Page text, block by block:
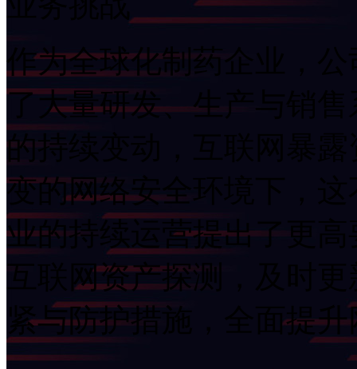
作为全球化制药企业
了大量研发、生产与
的持续变动，互联网
变的网络安全环境下，
业的持续运营提出了更高
互联网资产探测，及时
紧与防护措施，全面